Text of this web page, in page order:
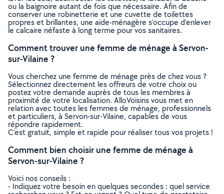
ou la baignoire autant de fois que nécessaire. Afin de
conserver une robinetterie et une cuvette de toilettes
propres et brillantes, une aide-ménagère s’occupe d’enlever
le calcaire néfaste à long terme pour vos sanitaires.
Comment trouver une femme de ménage à Servon-
sur-Vilaine ?
Vous cherchez une femme de ménage près de chez vous ?
Sélectionnez directement les offreurs de votre choix ou
postez votre demande auprès de tous les membres à
proximité de votre localisation. AlloVoisins vous met en
relation avec toutes les femmes de ménage, professionnels
et particuliers, à Servon-sur-Vilaine, capables de vous
répondre rapidement.
C’est gratuit, simple et rapide pour réaliser tous vos projets !
Comment bien choisir une femme de ménage à
Servon-sur-Vilaine ?
Voici nos conseils :
- Indiquez votre besoin en quelques secondes : quel service